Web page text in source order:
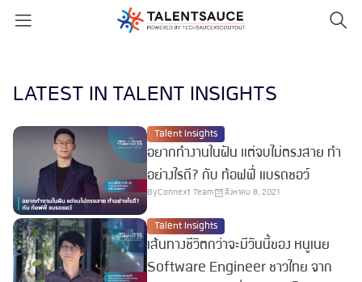
LATEST IN TALENT INSIGHTS
Talent Insights
อยากทำงานในฝัน แต่จบไม่ตรงสาย ทำ
อย่างไรดี? กับ ท้อฟฟี่ แบรดชอว์
ByConnext Team สิงหาคม 8, 2021
Talent Insights
เส้นทางชีวิตกว่าจะมีวันนี้ของ หนูเนย
Software Engineer ชาวไทย จาก